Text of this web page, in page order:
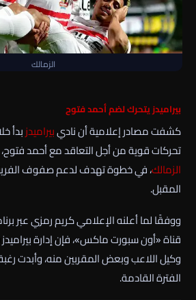
الزمالك
بيراميدز يتحرك لضم أحمد فتوح
كشفت مصادر إعلامية أن ناديبيراميدزبدأ
تحركات قوية من أجل التعاقد مع أحمد فتوح،
الزمالك، في خطوة تهدف لدعم صفوف
المقبل.
ووفقًا لما أعلنه الإعلامي كريم رمزي عبر
قناة «أون سبورت ماكس»، فإن إدارة
وكيل اللاعب وبعض المقربين منه، وأبدت
الفترة القادمة.